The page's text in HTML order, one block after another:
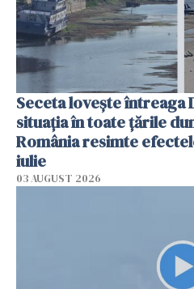
Seceta lovește întreaga
situația în toate țările
România resimte
iulie
03 AUGUST 2026